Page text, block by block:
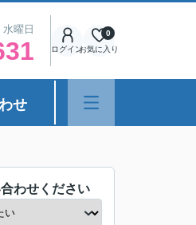
曜日
ログインお気に入り
0
せ
わせください